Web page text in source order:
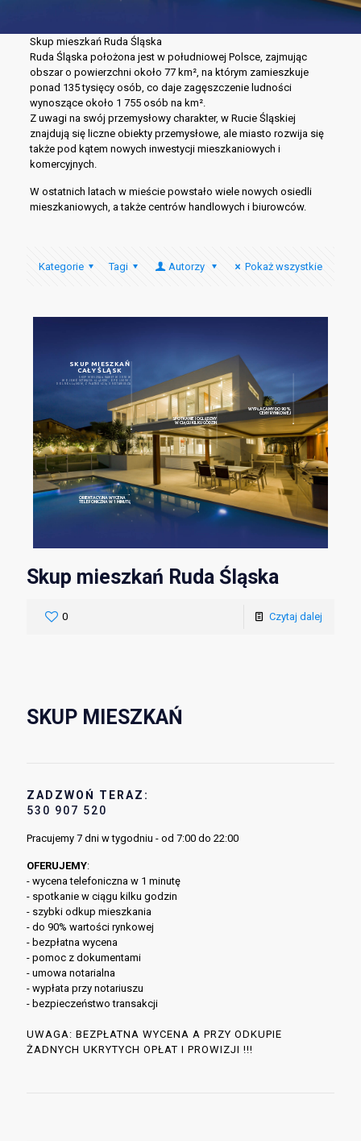
Skup mieszkań Ruda Śląska
Ruda Śląska położona jest w południowej Polsce, zajmując
obszar o powierzchni około 77 km², na którym zamieszkuje
ponad 135 tysięcy osób, co daje zagęszczenie ludności
wynoszące około 1 755 osób na km².
Z uwagi na swój przemysłowy charakter, w Rucie Śląskiej
znajdują się liczne obiekty przemysłowe, ale miasto rozwija się
także pod kątem nowych inwestycji mieszkaniowych i
komercyjnych.
W ostatnich latach w mieście powstało wiele nowych osiedli
mieszkaniowych, a także centrów handlowych i biurowców.
Kategorie Tagi Autorzy Pokaż wszystkie
SKUP MIESZKAŃ
CAŁY ŚLĄSK
SKUP MIESZKAŃ NAWET W 3 DNI W
WOJEWÓDZTWACH: ŚLĄSKIM, OPOLSKIM I
DOLNOŚLĄSKIM, Z PŁATNOŚCIĄ U NOTARIUSZA
ORIENTACYJNA WYCENA
TELEFONICZNA W 1 MINUTĘ
SPOTKANIE I OGLĘDZNY
W CIĄGU KILKU GODZIN
WYPŁACAMY DO 90%
CENY RYNKOWEJ
Skup mieszkań Ruda Śląska
0 Czytaj dalej
SKUP MIESZKAŃ
ZADZWOŃ TERAZ:
530 907 520
Pracujemy 7 dni w tygodniu - od 7:00 do 22:00
OFERUJEMY:
- wycena telefoniczna w 1 minutę
- spotkanie w ciągu kilku godzin
- szybki odkup mieszkania
- do 90% wartości rynkowej
- bezpłatna wycena
- pomoc z dokumentami
- umowa notarialna
- wypłata przy notariuszu
- bezpieczeństwo transakcji
UWAGA: BEZPŁATNA WYCENA A PRZY ODKUPIE
ŻADNYCH UKRYTYCH OPŁAT I PROWIZJI !!!